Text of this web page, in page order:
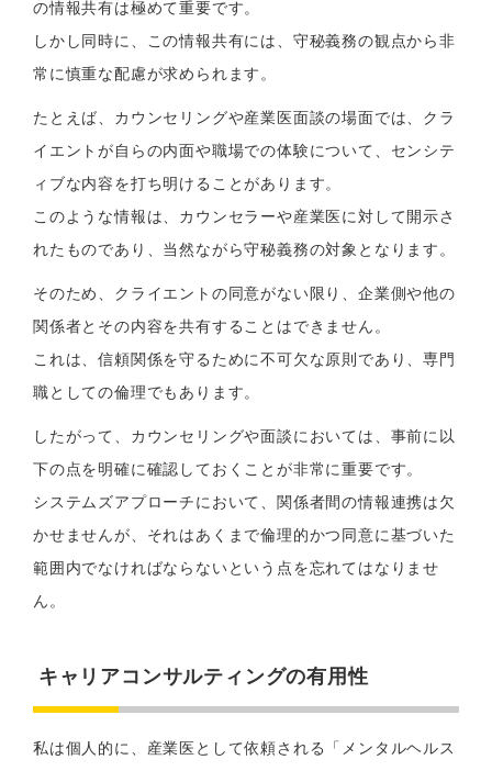
の情報共有は極めて重要です。
しかし同時に、この情報共有には、守秘義務の観点から非
常に慎重な配慮が求められます。
たとえば、カウンセリングや産業医面談の場面では、クラ
イエントが自らの内面や職場での体験について、センシテ
ィブな内容を打ち明けることがあります。
このような情報は、カウンセラーや産業医に対して開示さ
れたものであり、当然ながら守秘義務の対象となります。
そのため、クライエントの同意がない限り、企業側や他の
関係者とその内容を共有することはできません。
これは、信頼関係を守るために不可欠な原則であり、専門
職としての倫理でもあります。
したがって、カウンセリングや面談においては、事前に以
下の点を明確に確認しておくことが非常に重要です。
システムズアプローチにおいて、関係者間の情報連携は欠
かせませんが、それはあくまで倫理的かつ同意に基づいた
範囲内でなければならないという点を忘れてはなりませ
ん。
キャリアコンサルティングの有用性
私は個人的に、産業医として依頼される「メンタルヘルス